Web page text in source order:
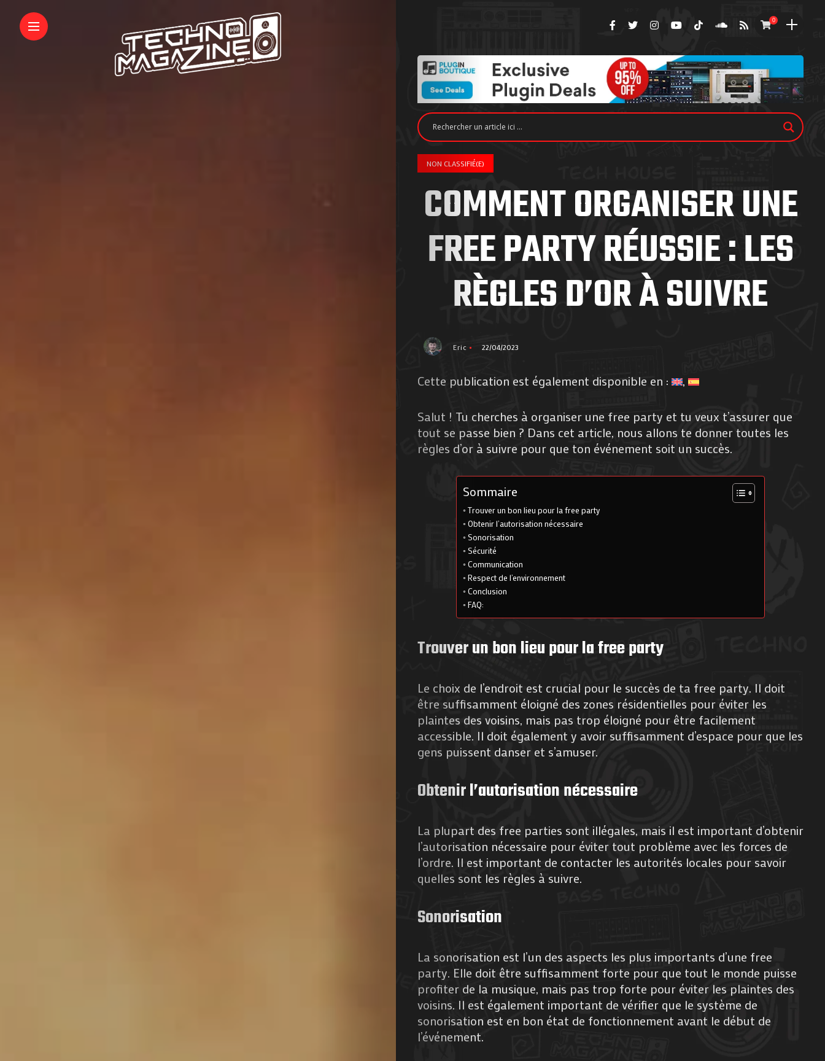
0
NON CLASSIFIÉ(E)
COMMENT ORGANISER UNE
FREE PARTY RÉUSSIE : LES
RÈGLES D’OR À SUIVRE
Eric 22/04/2023
Cette publication est également disponible en :
Salut ! Tu cherches à organiser une free party et tu veux t’assurer que
tout se passe bien ? Dans cet article, nous allons te donner toutes les
règles d’or à suivre pour que ton événement soit un succès.
Sommaire
Trouver un bon lieu pour la free party
Obtenir l’autorisation nécessaire
Sonorisation
Sécurité
Communication
Respect de l’environnement
Conclusion
FAQ:
Trouver un bon lieu pour la free party
Le choix de l’endroit est crucial pour le succès de ta free party. Il doit
être suffisamment éloigné des zones résidentielles pour éviter les
plaintes des voisins, mais pas trop éloigné pour être facilement
accessible. Il doit également y avoir suffisamment d’espace pour que les
gens puissent danser et s’amuser.
Obtenir l’autorisation nécessaire
La plupart des free parties sont illégales, mais il est important d’obtenir
l’autorisation nécessaire pour éviter tout problème avec les forces de
l’ordre. Il est important de contacter les autorités locales pour savoir
quelles sont les règles à suivre.
Sonorisation
La sonorisation est l’un des aspects les plus importants d’une free
party. Elle doit être suffisamment forte pour que tout le monde puisse
profiter de la musique, mais pas trop forte pour éviter les plaintes des
voisins. Il est également important de vérifier que le système de
sonorisation est en bon état de fonctionnement avant le début de
l’événement.